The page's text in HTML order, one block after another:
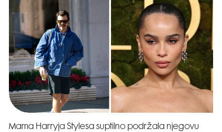
Mama Harryja Stylesa suptilno podržala njegovu